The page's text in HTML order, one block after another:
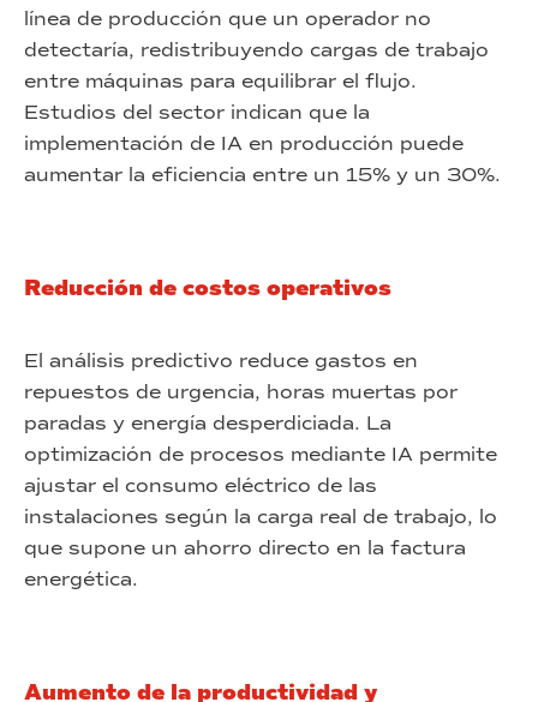
línea de producción que un operador no
detectaría, redistribuyendo cargas de trabajo
entre máquinas para equilibrar el flujo.
Estudios del sector indican que la
implementación de IA en producción puede
aumentar la eficiencia entre un 15% y un 30%.
Reducción de costos operativos
El análisis predictivo reduce gastos en
repuestos de urgencia, horas muertas por
paradas y energía desperdiciada. La
optimización de procesos mediante IA permite
ajustar el consumo eléctrico de las
instalaciones según la carga real de trabajo, lo
que supone un ahorro directo en la factura
energética.
Aumento de la productividad y